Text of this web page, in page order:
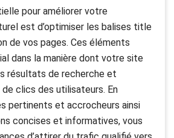
pour améliorer votre
est d’optimiser les balises title
de vos pages. Ces éléments
dans la manière dont votre site
résultats de recherche et
clics des utilisateurs. En
pertinents et accrocheurs ainsi
concises et informatives, vous